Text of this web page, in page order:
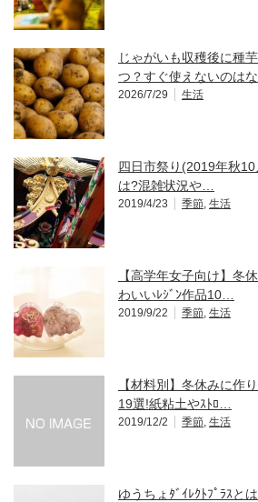
じゃがいも収穫後に種
つ？すぐ使えないのは
2026/7/29 生活
四日市祭り(2019年秋
は?混雑状況や…
2019/4/23 季節 生活
【高学年女子向け】冬
わいいﾚｼﾞﾝ作品10…
2019/9/22 季節 生活
【材料別】冬休みに作
19選!紙粘土やｽﾄﾛ…
2019/12/2 季節 生活
ゆうちょﾀﾞｲﾚｸﾄﾌﾟﾗｽと